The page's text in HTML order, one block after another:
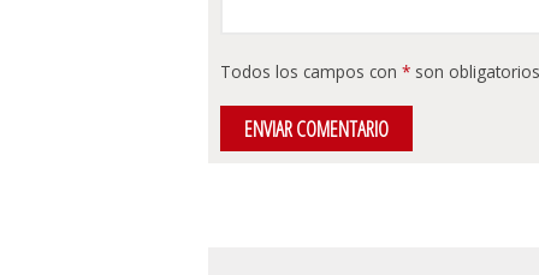
Todos los campos con *son